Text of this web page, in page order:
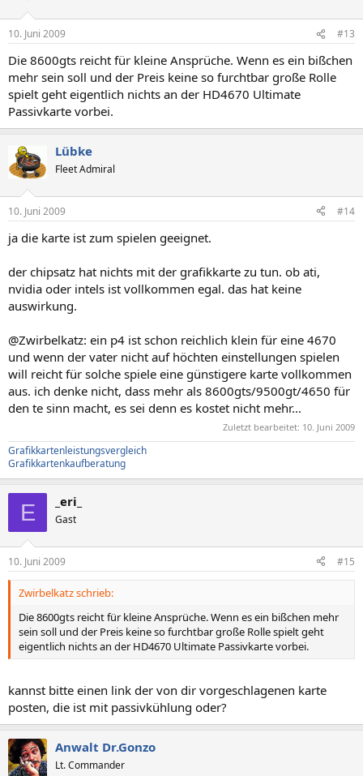
10. Juni 2009 #13
Die 8600gts reicht für kleine Ansprüche. Wenn es ein bißchen
mehr sein soll und der Preis keine so furchtbar große Rolle
spielt geht eigentlich nichts an der HD4670 Ultimate
Passivkarte vorbei.
Lübke
Fleet Admiral
10. Juni 2009 #14
ja die karte ist zum spielen geeignet.
der chipsatz hat nichts mit der grafikkarte zu tun. ob ati,
nvidia oder intels ist vollkommen egal. das hat keine
auswirkung.
@Zwirbelkatz: ein p4 ist schon reichlich klein für eine 4670
und wenn der vater nicht auf höchten einstellungen spielen
will reicht für solche spiele eine günstigere karte vollkommen
aus. ich denke nicht, dass mehr als 8600gts/9500gt/4650 für
den te sinn macht, es sei denn es kostet nicht mehr...
Zuletzt bearbeitet: 10. Juni 2009
Grafikkartenleistungsvergleich
Grafikkartenkaufberatung
E _eri_
Gast
10. Juni 2009 #15
Zwirbelkatz schrieb:
Die 8600gts reicht für kleine Ansprüche. Wenn es ein bißchen mehr
sein soll und der Preis keine so furchtbar große Rolle spielt geht
eigentlich nichts an der HD4670 Ultimate Passivkarte vorbei.
kannst bitte einen link der von dir vorgeschlagenen karte
posten, die ist mit passivkühlung oder?
Anwalt Dr.Gonzo
Lt. Commander